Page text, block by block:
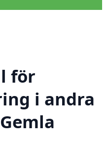
för
i andra